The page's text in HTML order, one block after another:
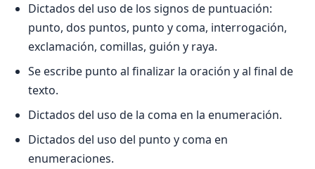
Dictados del uso de los signos de puntuación:
punto, dos puntos, punto y coma, interrogación,
exclamación, comillas, guión y raya.
Se escribe punto al finalizar la oración y al final de
texto.
Dictados del uso de la coma en la enumeración.
Dictados del uso del punto y coma en
enumeraciones.